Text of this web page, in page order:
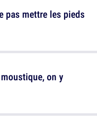
pas mettre les pieds
on y